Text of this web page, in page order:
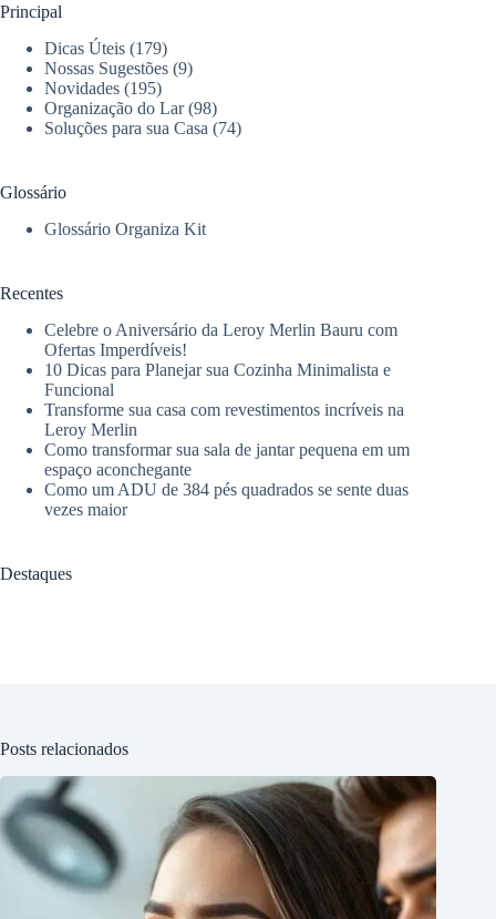
Principal
Dicas Úteis (179)
Nossas Sugestões (9)
Novidades (195)
Organização do Lar(98)
Soluções para sua Casa (74)
Glossário
Glossário Organiza Kit
Recentes
Celebre o Aniversário da Leroy Merlin Bauru com
Ofertas Imperdíveis!
10 Dicas para Planejar sua Cozinha Minimalista e
Funcional
Transforme sua casa com revestimentos incríveis na
Leroy Merlin
Como transformar sua sala de jantar pequena em um
espaço aconchegante
Como um ADU de 384 pés quadrados se sente duas
vezes maior
Destaques
Posts relacionados